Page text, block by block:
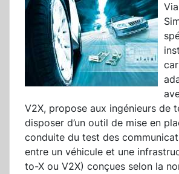
V2X, propose aux ingénieurs de
disposer d’un outil de mise en
conduite du test des
entre un véhicule et une
to-X ou V2X) conçues selon la